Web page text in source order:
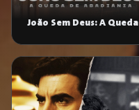
João Sem Deus: A Queda